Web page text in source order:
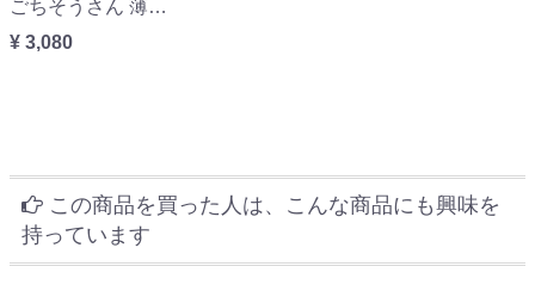
ごちそうさん 薄くて軽いルームシューズ
¥ 3,080
この商品を買った人は、こんな商品にも興味を
持っています